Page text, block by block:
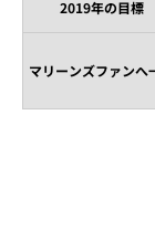
2019年の目標
マリーンズファンへ